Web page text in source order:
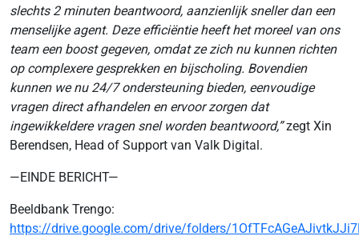
slechts 2 minuten beantwoord, aanzienlijk sneller dan een
menselijke agent. Deze efficiëntie heeft het moreel van ons
team een ​​boost gegeven, omdat ze zich nu kunnen richten
op complexere gesprekken en bijscholing. Bovendien
kunnen we nu 24/7 ondersteuning bieden, eenvoudige
vragen direct afhandelen en ervoor zorgen dat
ingewikkeldere vragen snel worden beantwoord,”zegt Xin
Berendsen, Head of Support van Valk Digital.
—EINDE BERICHT—
Beeldbank Trengo:
https://drive.google.com/drive/folders/